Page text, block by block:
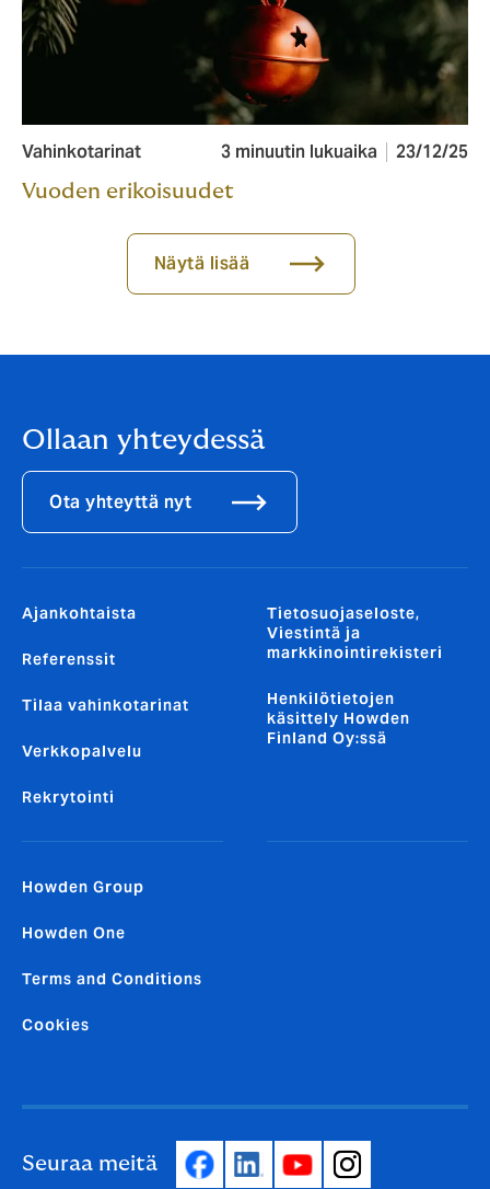
Vahinkotarinat 3 minuutin lukuaika 23/12/25
Vuoden erikoisuudet
Näytä lisää
Ollaan yhteydessä
Ota yhteyttä nyt
Ajankohtaista
Referenssit
Tilaa vahinkotarinat
Verkkopalvelu
Rekrytointi
Tietosuojaseloste,
Viestintä ja
markkinointirekisteri
Henkilötietojen
käsittely Howden
Finland Oy:ssä
Howden Group
Howden One
Terms and Conditions
Cookies
Seuraa meitä